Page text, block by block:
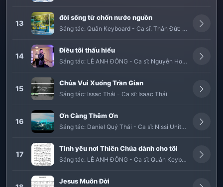
13
đời sống từ chốn nước nguồn
Sáng tác: Quân Keyboard - Ca sĩ: Thân Đức Cường
14
Điều tôi thấu hiểu
Sáng tác: LÊ ANH ĐÔNG - Ca sĩ: Nguyễn Hoàng Nam
15
Chúa Vui Xuống Trần Gian
Sáng tác: Issac Thái - Ca sĩ: Isaac Thái
16
Ơn Càng Thêm Ơn
Sáng tác: Daniel Quý Thái - Ca sĩ: Nissi United
17
Tình yêu nơi Thiên Chúa dành cho tôi
Sáng tác: LÊ ANH ĐÔNG - Ca sĩ: Quân Keyboard
Jesus Muôn Đời